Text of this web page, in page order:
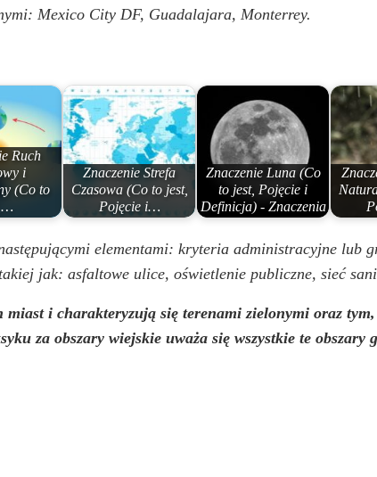
Mexico City DF, Guadalajara, Monterrey.
Ruch
i
(Co to
Znaczenie Strefa
Czasowa (Co to jest,
Pojęcie i…
Znaczenie Luna (Co
to jest, Pojęcie i
Definicja) - Znaczenia
elementami: kryteria administracyjne lub
jak: asfaltowe ulice, oświetlenie publiczne, sieć
miast i charakteryzują się terenami zielonymi oraz
za obszary wiejskie uważa się wszystkie te